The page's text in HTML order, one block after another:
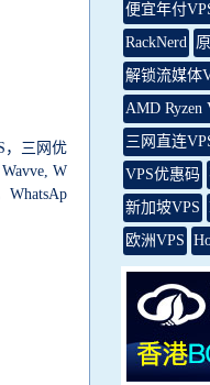
，三网优
W
WhatsAp
便宜年付
RackNerd
解锁流媒体
AMD Ryzen
三网直连
VPS优惠码
新加坡VPS
欧洲VPS